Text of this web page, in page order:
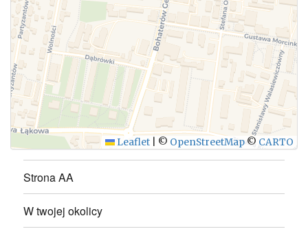
WYŚLIJ
Leaflet © OpenStreetMap © CARTO
Strona AA
W twojej okolicy